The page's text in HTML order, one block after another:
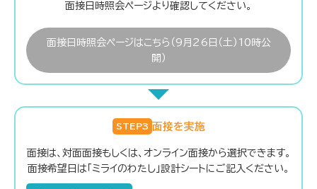
面接日時照会ページより確認してください。
面接日時照会ページはこちら（9月26日（土）10時公
開）
STEP3 面接を実施
面接は、対面面接もしくは、オンライン面接から選択できます。
面接希望日は「ミライのわたし」設計シートにご記入ください。